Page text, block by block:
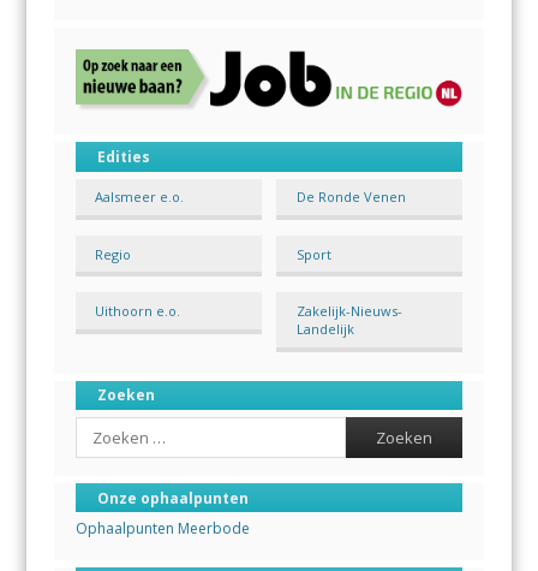
Edities
Aalsmeer e.o. De Ronde Venen
Regio Sport
Uithoorn e.o.
Zakelijk-Nieuws-
Landelijk
Zoeken
Search
Onze ophaalpunten
Ophaalpunten Meerbode